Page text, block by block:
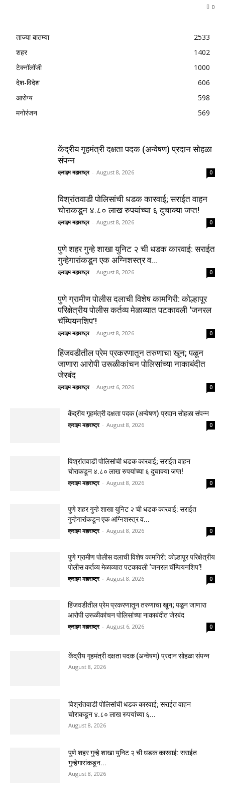
0
ताज्या बातम्या
2533
शहर
1402
टेक्नॉलॉजी
1000
देश-विदेश
606
आरोग्य
598
मनोरंजन
569
केंद्रीय गृहमंत्री दक्षता पदक (अन्वेषण) प्रदान सोहळा
संपन्न
क्राइम महाराष्ट्र - August 8, 2026 0
विश्रांतवाडी पोलिसांची धडक कारवाई; सराईत वाहन
चोराकडून ४.८० लाख रुपयांच्या ६ दुचाक्या जप्त!
क्राइम महाराष्ट्र - August 8, 2026 0
पुणे शहर गुन्हे शाखा युनिट २ ची धडक कारवाई: सराईत
गुन्हेगारांकडून एक अग्निशस्त्र व...
क्राइम महाराष्ट्र - August 8, 2026 0
पुणे ग्रामीण पोलीस दलाची विशेष कामगिरी: कोल्हापूर
परिक्षेत्रीय पोलीस कर्तव्य मेळाव्यात पटकावली ‘जनरल
चॅम्पियनशिप’!
क्राइम महाराष्ट्र - August 8, 2026 0
हिंजवडीतील प्रेम प्रकरणातून तरुणाचा खून; पळून
जाणारा आरोपी उरूळीकांचन पोलिसांच्या नाकाबंदीत
जेरबंद
क्राइम महाराष्ट्र - August 6, 2026 0
केंद्रीय गृहमंत्री दक्षता पदक (अन्वेषण) प्रदान सोहळा संपन्न
क्राइम महाराष्ट्र - August 8, 2026 0
विश्रांतवाडी पोलिसांची धडक कारवाई; सराईत वाहन
चोराकडून ४.८० लाख रुपयांच्या ६ दुचाक्या जप्त!
क्राइम महाराष्ट्र - August 8, 2026 0
पुणे शहर गुन्हे शाखा युनिट २ ची धडक कारवाई: सराईत
गुन्हेगारांकडून एक अग्निशस्त्र व...
क्राइम महाराष्ट्र - August 8, 2026 0
पुणे ग्रामीण पोलीस दलाची विशेष कामगिरी: कोल्हापूर परिक्षेत्रीय
पोलीस कर्तव्य मेळाव्यात पटकावली ‘जनरल चॅम्पियनशिप’!
क्राइम महाराष्ट्र - August 8, 2026 0
हिंजवडीतील प्रेम प्रकरणातून तरुणाचा खून; पळून जाणारा
आरोपी उरूळीकांचन पोलिसांच्या नाकाबंदीत जेरबंद
क्राइम महाराष्ट्र - August 6, 2026 0
केंद्रीय गृहमंत्री दक्षता पदक (अन्वेषण) प्रदान सोहळा संपन्न
August 8, 2026
विश्रांतवाडी पोलिसांची धडक कारवाई; सराईत वाहन
चोराकडून ४.८० लाख रुपयांच्या ६...
August 8, 2026
पुणे शहर गुन्हे शाखा युनिट २ ची धडक कारवाई: सराईत
गुन्हेगारांकडून...
August 8, 2026